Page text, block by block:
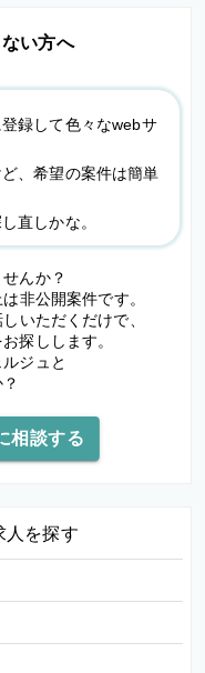
い方へ
録して色々なwebサ
、希望の案件は簡単
直しかな。
んか？
非公開案件です。
いただくだけで、
探しします。
ジュと
相談する
人を探す